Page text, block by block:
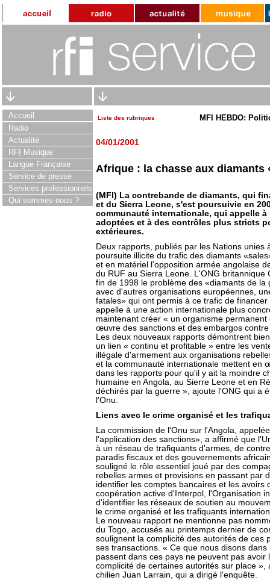
Accueil
Radio
Actualité
RFI Musique
Langue Française
Service de presse
Services professionnels
Qui sommes-nous ?
Liste des rubriques MFI HEBDO:
04/01/2001
Afrique : la chasse aux diamants
(MFI) La contrebande de diamants, qui
et du Sierra Leone, s'est poursuivie en
communauté internationale, qui appelle
adoptées et à des contrôles plus stricts
extérieures.
Deux rapports, publiés par les Nations
poursuite illicite du trafic des diamants
et en matériel l'opposition armée angolaise
du RUF au Sierra Leone. L'ONG britannique
fin de 1998 le problème des «diamants de
avec d'autres organisations européennes,
fatales» qui ont permis à ce trafic de
appelle à une action internationale plus
maintenant créer « un organisme
œuvre des sanctions et des embargos
Les deux nouveaux rapports démontrent
un lien « continu et profitable » entre les
illégale d'armement aux organisations
et la communauté internationale mettent en
dans les rapports pour qu'il y ait la moindre
humaine en Angola, au Sierre Leone et en
déchirés par la guerre », ajoute l'ONG qui a
l'Onu.
Liens avec le crime organisé et les
La commission de l'Onu sur l'Angola,
l'application des sanctions», a affirmé que
à un réseau de trafiquants d'armes, de
paradis fiscaux et des gouvernements
souligné le rôle essentiel joué par des
rebelles armes et provisions en passant par
identifier les comptes bancaires et les avoirs
coopération active d'Interpol, l'Organisation
d'identifier les réseaux de soutien au
le crime organisé et les trafiquants
Le nouveau rapport ne mentionne pas
du Togo, accusés au printemps dernier de
soulignent la complicité des autorités de ces
ses transactions. « Ce que nous disons
passent dans ces pays ne peuvent pas
complicité de certaines autorités sur place
chilien Juan Larrain, qui a dirigé l'enquête.